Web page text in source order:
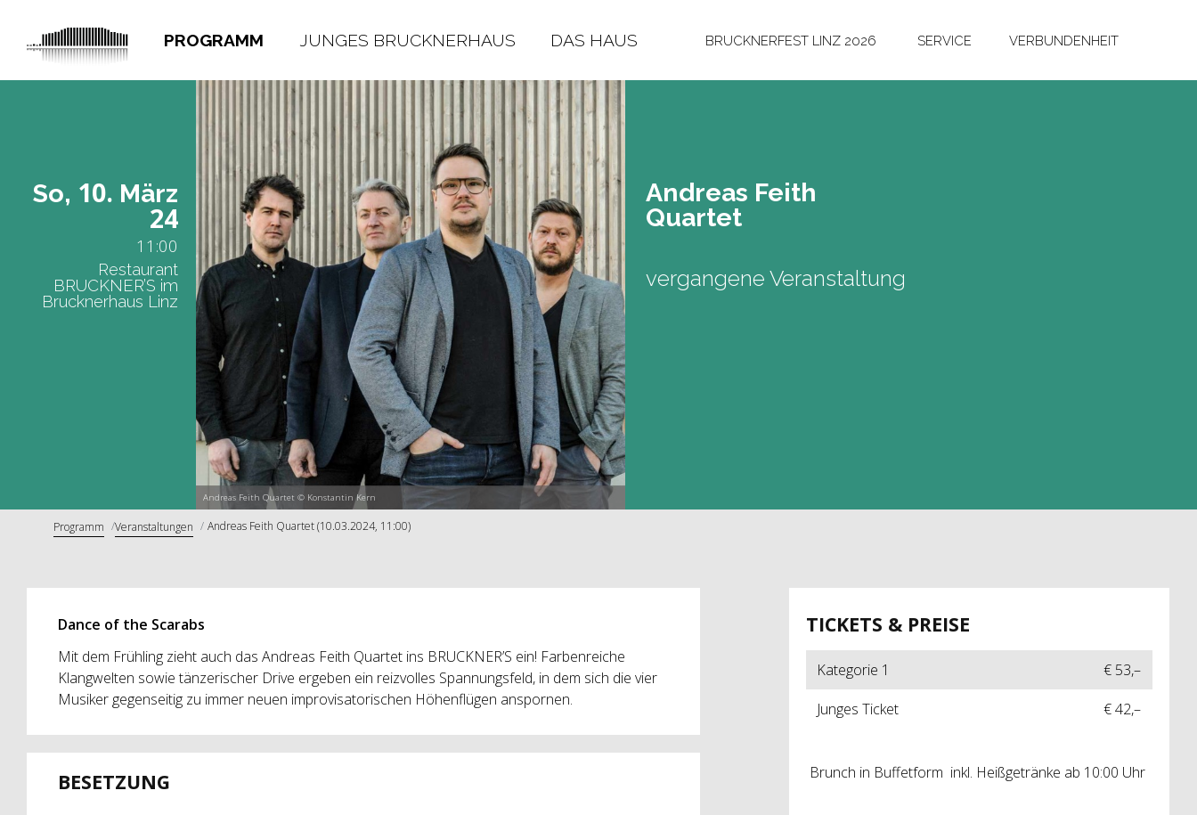
PROGRAMM JUNGES BRUCKNERHAUS DAS HAUS BRUCKNERFEST LINZ 2026 SERVICE VERBUNDENHEIT
Andreas Feith Quartet © Konstantin Kern
So, 10. März
24
11:00
Restaurant
BRUCKNER’S im
Brucknerhaus Linz
An­dre­as Feith
Quar­tet
vergangene Veranstaltung
Programm Veranstaltungen Andreas Feith Quartet (10.03.2024, 11:00)
Dance of the Scarabs
Mit dem Frühling zieht auch das Andreas Feith Quartet ins BRUCKNER’S ein! Farbenreiche
Klangwelten sowie tänzerischer Drive ergeben ein reizvolles Spannungsfeld, in dem sich die vier
Musiker gegenseitig zu immer neuen improvisatorischen Höhenflügen anspornen.
BESETZUNG
TICKETS & PREISE
Kategorie 1
€ 53,–
Junges Ticket
€ 42,–
Brunch in Buffetform inkl. Heißgetränke ab 10:00 Uhr